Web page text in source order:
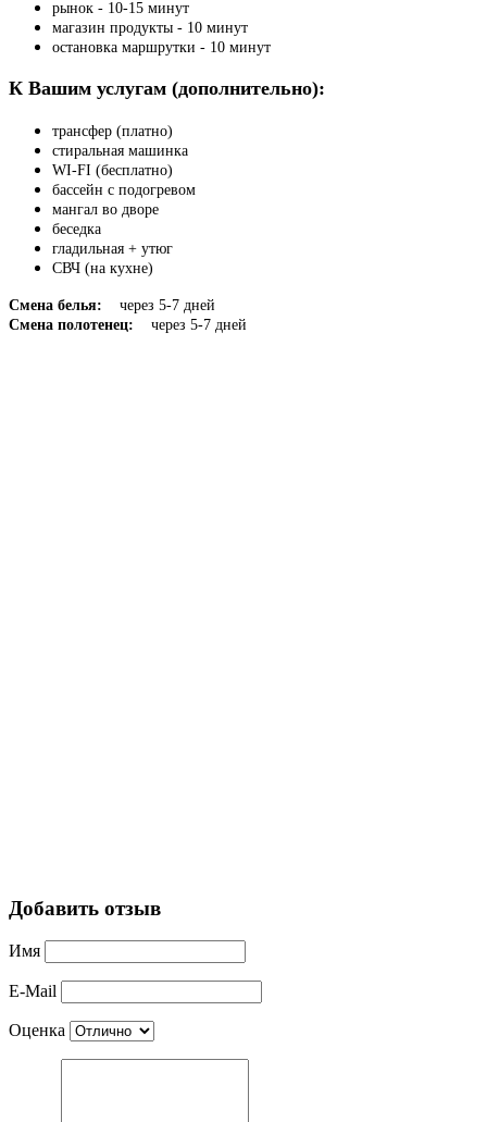
рынок - 10-15 минут
магазин продукты - 10 минут
остановка маршрутки - 10 минут
К Вашим услугам (дополнительно):
трансфер (платно)
стиральная машинка
WI-FI (бесплатно)
бассейн с подогревом
мангал во дворе
беседка
гладильная + утюг
СВЧ (на кухне)
Смена белья: через 5-7 дней
Смена полотенец: через 5-7 дней
Добавить отзыв
Имя
E-Mail
Оценка